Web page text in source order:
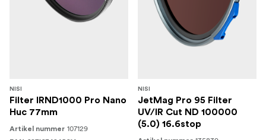
NISI
Filter IRND1000 Pro Nano
Huc 77mm
Artikel nummer 107129
NISI
JetMag Pro 95 Filter
UV/IR Cut ND 100000
(5.0) 16.6stop